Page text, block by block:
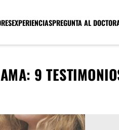
EXPERIENCIASPREGUNTA AL DOCTOR
9